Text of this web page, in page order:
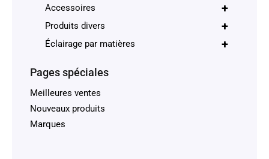
+
Accessoires
+
Produits divers
+
Éclairage par matières
Pages spéciales
Meilleures ventes
Nouveaux produits
Marques